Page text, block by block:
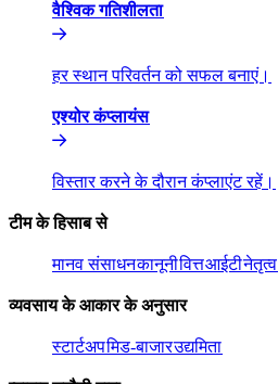
वैश्विक गतिशीलता​​
हर स्थान परिवर्तन को सफल बनाएं।​​
एश्योर कंप्लायंस​​
विस्तार करने के दौरान कंप्लाएंट रहें।​​
टीम के हिसाब से​​
मानव संसाधन​​कानूनी​​वित्त​​आईटी​​नेतृत्व​​
व्यवसाय के आकार के अनुसार​​
स्टार्टअप​​मिड-बाजार​​उद्यमिता​​